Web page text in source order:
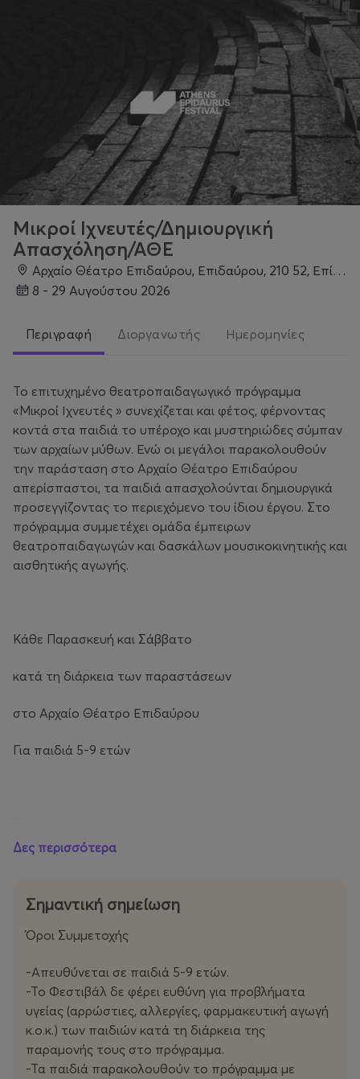
Μικροί Ιχνευτές/Δημιουργική
Απασχόληση/ΑΘΕ
Αρχαίο Θέατρο Επιδαύρου, Επιδαύρου, 210 52, Επίδαυρος
8 - 29 Αυγούστου 2026
Περιγραφή Διοργανωτής Ημερομηνίες
Το επιτυχημένο θεατροπαιδαγωγικό πρόγραμμα
«Μικροί Ιχνευτές » συνεχίζεται και φέτος, φέρνοντας
κοντά στα παιδιά το υπέροχο και μυστηριώδες σύμπαν
των αρχαίων μύθων. Ενώ οι μεγάλοι παρακολουθούν
την παράσταση στο Αρχαίο Θέατρο Επιδαύρου
απερίσπαστοι, τα παιδιά απασχολούνται δημιουργικά
προσεγγίζοντας το περιεχόμενο του ίδιου έργου. Στο
πρόγραμμα συμμετέχει ομάδα έμπειρων
θεατροπαιδαγωγών και δασκάλων μουσικοκινητικής και
αισθητικής αγωγής.
Κάθε Παρασκευή και Σάββατο
κατά τη διάρκεια των παραστάσεων
στο Αρχαίο Θέατρο Επιδαύρου
Για παιδιά 5-9 ετών
Δες περισσότερα
Σημαντική σημείωση
Όροι Συμμετοχής
-Απευθύνεται σε παιδιά 5-9 ετών.
-Το Φεστιβάλ δε φέρει ευθύνη για προβλήματα
υγείας (αρρώστιες, αλλεργίες, φαρμακευτική αγωγή
κ.ο.κ.) των παιδιών κατά τη διάρκεια της
παραμονής τους στο πρόγραμμα.
-Τα παιδιά παρακολουθούν το πρόγραμμα με